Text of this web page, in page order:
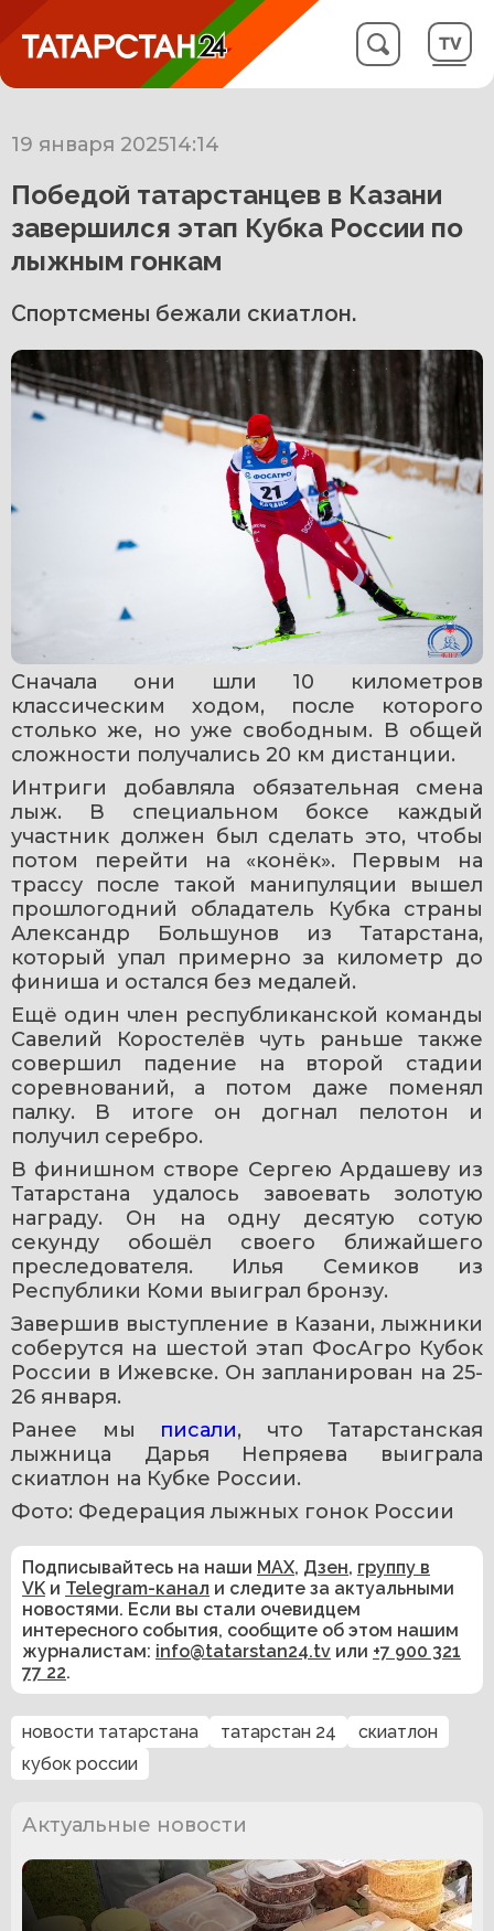
19 января 202514:14
Победой татарстанцев в Казани
завершился этап Кубка России по
лыжным гонкам
Спортсмены бежали скиатлон.
Сначала они шли 10 километров
классическим ходом, после которого
столько же, но уже свободным. В общей
сложности получались 20 км дистанции.
Интриги добавляла обязательная смена
лыж. В специальном боксе каждый
участник должен был сделать это, чтобы
потом перейти на «конёк». Первым на
трассу после такой манипуляции вышел
прошлогодний обладатель Кубка страны
Александр Большунов из Татарстана,
который упал примерно за километр до
финиша и остался без медалей.
Ещё один член республиканской команды
Савелий Коростелёв чуть раньше также
совершил падение на второй стадии
соревнований, а потом даже поменял
палку. В итоге он догнал пелотон и
получил серебро.
В финишном створе Сергею Ардашеву из
Татарстана удалось завоевать золотую
награду. Он на одну десятую сотую
секунду обошёл своего ближайшего
преследователя. Илья Семиков из
Республики Коми выиграл бронзу.
Завершив выступление в Казани, лыжники
соберутся на шестой этап ФосАгро Кубок
России в Ижевске. Он запланирован на 25-
26 января.
Ранее мы писали, что Татарстанская
лыжница Дарья Непряева выиграла
скиатлон на Кубке России.
Фото: Федерация лыжных гонок России
Подписывайтесь на наши MAX, Дзен, группу в
VK и Telegram-канал и следите за актуальными
новостями. Если вы стали очевидцем
интересного события, сообщите об этом нашим
журналистам: info@tatarstan24.tv или +7 900 321
77 22.
новости татарстана татарстан 24
скиатлон
кубок россии
Актуальные новости